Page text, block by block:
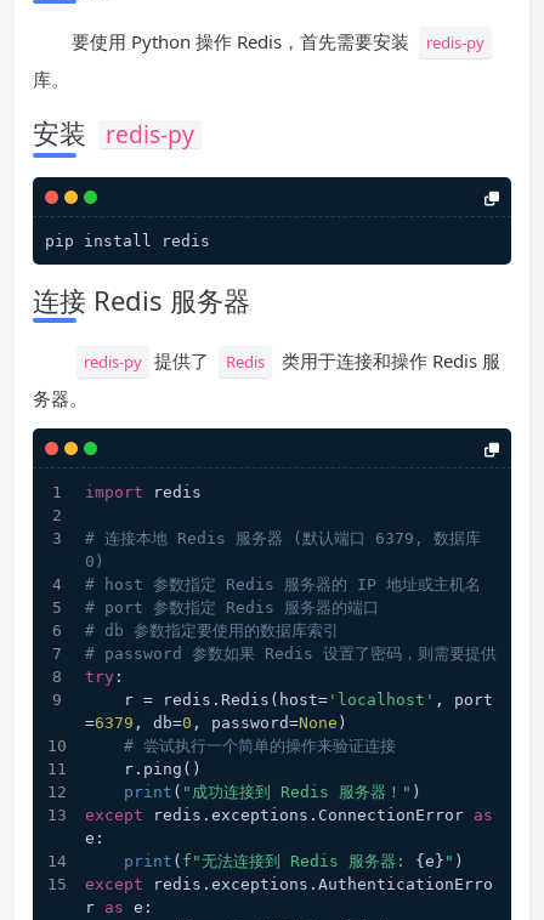
要使用 Python 操作 Redis，首先需要安装 redis-py
库。
安装 redis-py
pip install redis
连接 Redis 服务器
redis-py 提供了 Redis
类用于连接和操作 Redis 服
务器。
import redis
# 连接本地 Redis 服务器 (默认端口 6379, 数据库
0)
# host 参数指定 Redis 服务器的 IP 地址或主机名
# port 参数指定 Redis 服务器的端口
# db 参数指定要使用的数据库索引
# password 参数如果 Redis 设置了密码，则需要提供
try :
    r = redis.Redis(host=
'localhost' , port
=6379 , db=0 , password=None )
# 尝试执行一个简单的操作来验证连接
    r.ping()
print ( "成功连接到 Redis 服务器！" )
except redis.exceptions.ConnectionError as
e:
print ( f"无法连接到 Redis 服务器: {e} " )
except redis.exceptions.AuthenticationErro
r as e: